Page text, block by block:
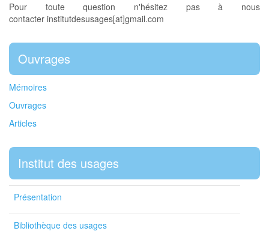
Pour toute question n'hésitez pas à nous
contacter institutdesusages[at]gmail.com
Ouvrages
Mémoires
Ouvrages
Articles
Institut des usages
Présentation
Bibliothèque des usages